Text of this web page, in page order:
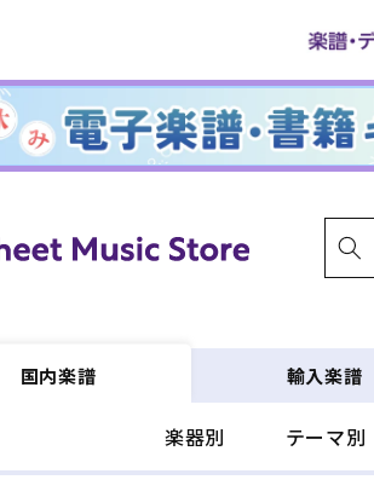
国内楽譜
楽器別 テーマ別
輸入楽譜